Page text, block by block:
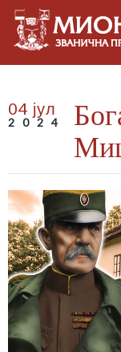
04 јул
2024